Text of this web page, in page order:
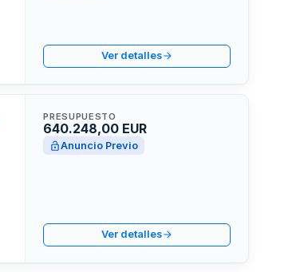
Ver detalles
PRESUPUESTO
640.248,00 EUR
Anuncio Previo
Ver detalles